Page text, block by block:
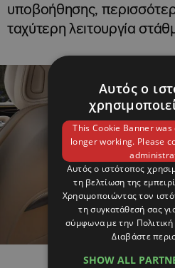
υποβοήθησης,
ταχύτερη λειτουργία
Αυτός ο
This Cookie Banner
longer working. Please
Αυτός ο ιστότοπος
τη βελτίωση της
Χρησιμοποιώντας τον
τη συγκατάθεσή σας
σύμφωνα με την
Διαβάστε
SHOW ALL